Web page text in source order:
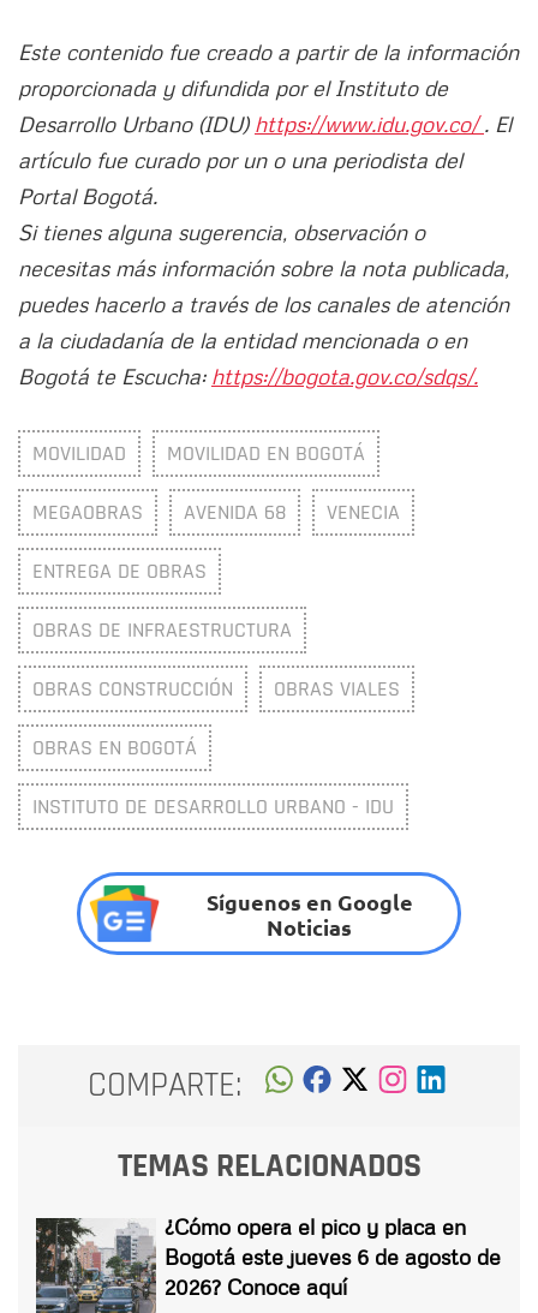
Este contenido fue creado a partir de la información
proporcionada y difundida por el Instituto de
Desarrollo Urbano (IDU) https://www.idu.gov.co/. El
artículo fue curado por un o una periodista del
Portal Bogotá.
Si tienes alguna sugerencia, observación o
necesitas más información sobre la nota publicada,
puedes hacerlo a través de los canales de atención
a la ciudadanía de la entidad mencionada o en
Bogotá te Escucha: https://bogota.gov.co/sdqs/.
MOVILIDAD MOVILIDAD EN BOGOTÁ
MEGAOBRAS AVENIDA 68 VENECIA
ENTREGA DE OBRAS
OBRAS DE INFRAESTRUCTURA
OBRAS CONSTRUCCIÓN OBRAS VIALES
OBRAS EN BOGOTÁ
INSTITUTO DE DESARROLLO URBANO - IDU
Síguenos en Google
Noticias
COMPARTE:
TEMAS RELACIONADOS
¿Cómo opera el pico y placa en
Bogotá este jueves 6 de agosto de
2026? Conoce aquí